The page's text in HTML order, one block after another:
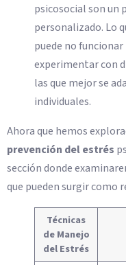
psicosocial son un
personalizado. Lo
puede no
experimentar con
las que mejor se
individuales.
Ahora que hemos
prevención del estrés
sección donde
que pueden surgir como
Técnicas
de Manejo
del Estrés